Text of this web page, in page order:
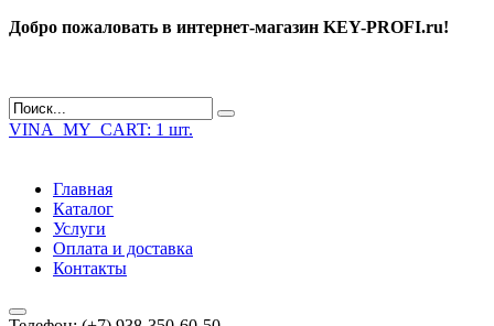
Добро пожаловать в интернет-магазин KEY-PROFI.ru!
VINA_MY_CART: 1 шт.
Главная
Каталог
Услуги
Оплата и доставка
Контакты